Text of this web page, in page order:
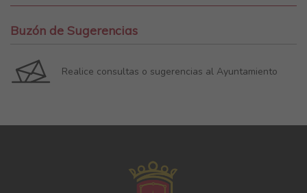
Buzón de Sugerencias
Realice consultas o sugerencias al Ayuntamiento